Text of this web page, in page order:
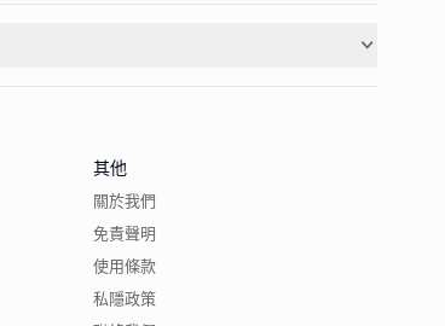
其他
關於我們
免責聲明
使用條款
私隱政策